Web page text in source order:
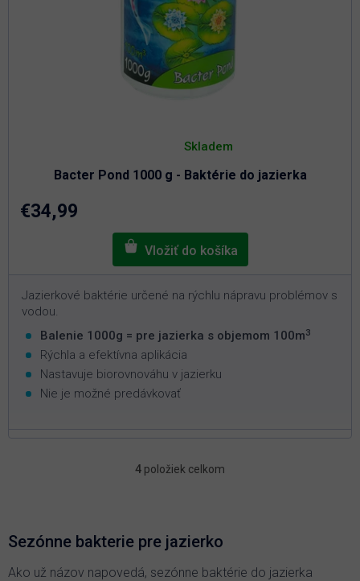
Bacter Pond 1000 g - Baktérie do jazierka
hodnotenie
je
4,8
Skladem
€34,99
Jazierkové baktérie určené na rýchlu nápravu problémov s
vodou.
Balenie 1000g = pre jazierka s objemom 100m3
Rýchla a efektívna aplikácia
Nastavuje biorovnováhu v jazierku
Nie je možné predávkovať
O
d
a
c
4 položiek celkom
Sezónne bakterie pre jazierko
Ako už názov napovedá, sezónne baktérie do jazierka